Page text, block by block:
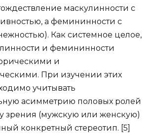
маскулинности с
а фемининности с
Как системное целое,
и фемининности
и
При изучении этих
учитывать
асимметрию половых ролей
зрения (мужскую или женскую)
конкретный стереотип. [5]